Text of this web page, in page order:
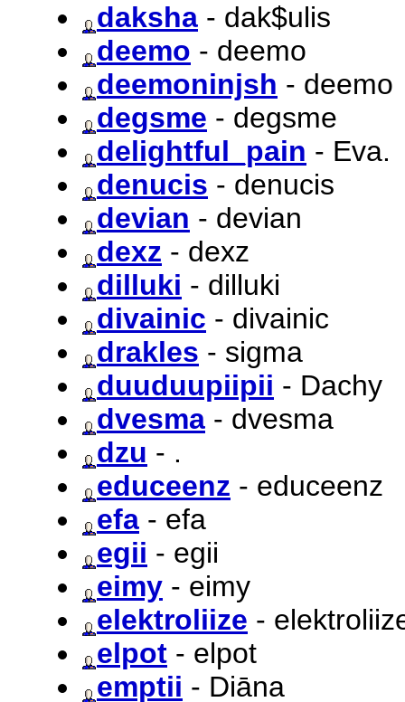
daksha - dak$ulis
deemo - deemo
deemoninjsh - deemo
degsme - degsme
delightful_pain - Eva.
denucis - denucis
devian - devian
dexz - dexz
dilluki - dilluki
divainic - divainic
drakles - sigma
duuduupiipii - Dachy
dvesma - dvesma
dzu - .
educeenz - educeenz
efa - efa
egii - egii
eimy - eimy
elektroliize -
elpot - elpot
emptii - Diāna